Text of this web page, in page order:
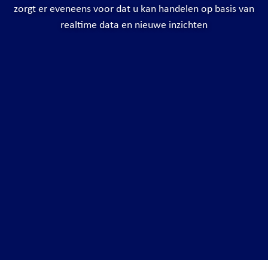
zorgt er eveneens voor dat u kan handelen op basis van
realtime data en nieuwe inzichten